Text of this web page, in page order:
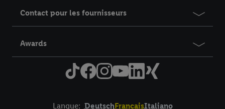
Contact pour les fournisseurs
Awards
Langue: DeutschFrançaisItaliano